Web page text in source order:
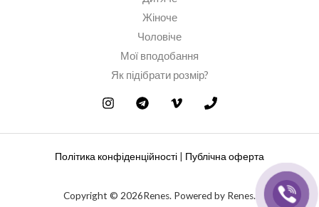
Жіноче
Чоловіче
Мої вподобання
Як підібрати розмір?
Політика конфіденційності Публічна оферта
Copyright © 2026Renes. Powered by Renes.